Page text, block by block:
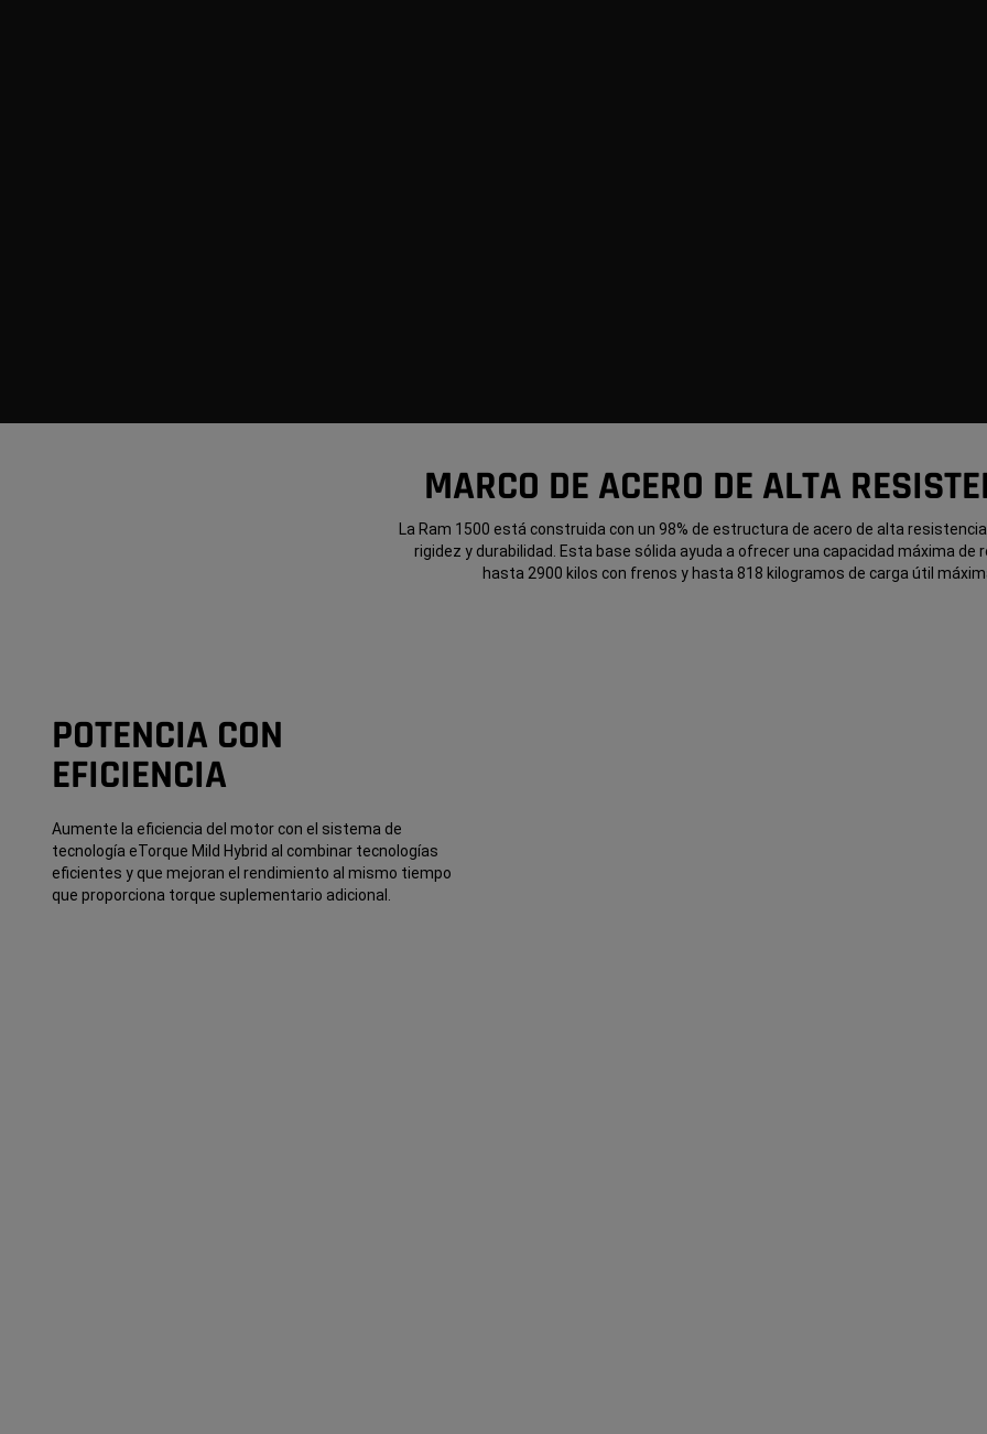
MARCO DE ACERO DE ALTA
La Ram 1500 está construida con un 98% de estructura de acero de alta
rigidez y durabilidad. Esta base sólida ayuda a ofrecer una capacidad máxima de
hasta 2900 kilos con frenos y hasta 818 kilogramos de carga útil
POTENCIA CON
EFICIENCIA
Aumente la eficiencia del motor con el sistema de
tecnología eTorque Mild Hybrid al combinar tecnologías
eficientes y que mejoran el rendimiento al mismo tiempo
que proporciona torque suplementario adicional.